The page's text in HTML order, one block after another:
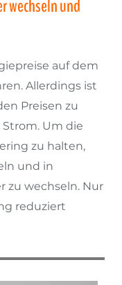
wechseln und
auf dem
Allerdings ist
Preisen zu
Um die
zu halten,
und in
zu wechseln. Nur
reduziert